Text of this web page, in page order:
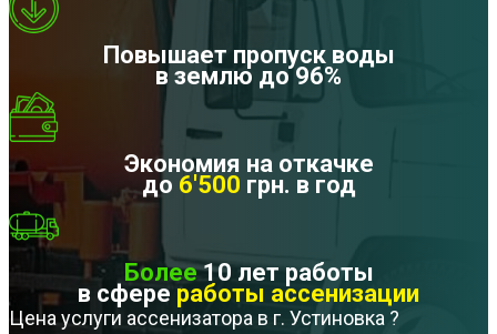
Повышает пропуск воды
в землю до 96%
Экономия на откачке
до 6'500 грн. в год
Более10 лет работы
в сфере работы ассенизации
Цена услуги ассенизатора в г. Устиновка ?